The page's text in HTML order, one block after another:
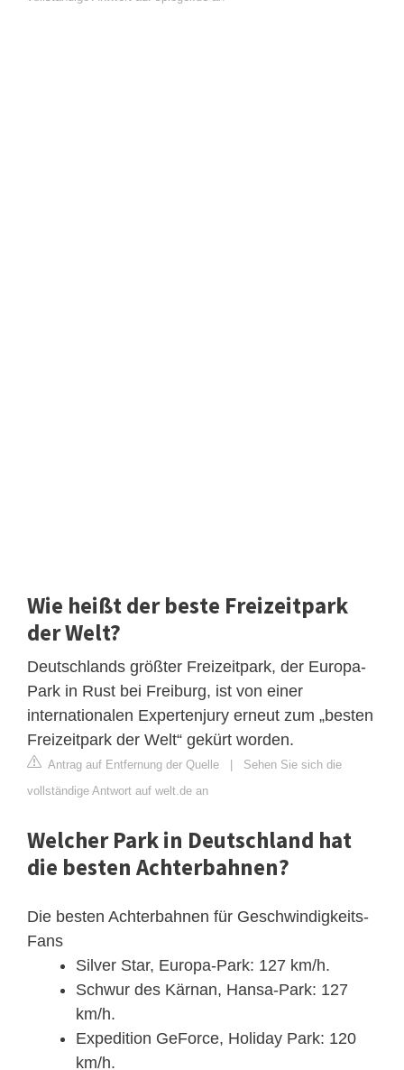
Wie heißt der beste Freizeitpark
der Welt?
Deutschlands größter Freizeitpark, der Europa-
Park in Rust bei Freiburg, ist von einer
internationalen Expertenjury erneut zum „besten
Freizeitpark der Welt“ gekürt worden.
Antrag auf Entfernung der Quelle | Sehen Sie sich die
vollständige Antwort auf welt.de an
Welcher Park in Deutschland hat
die besten Achterbahnen?
Die besten Achterbahnen für Geschwindigkeits-
Fans
Silver Star, Europa-Park: 127 km/h.
Schwur des Kärnan, Hansa-Park: 127
km/h.
Expedition GeForce, Holiday Park: 120
km/h.